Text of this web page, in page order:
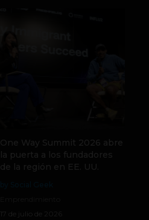
One Way Summit 2026 abre
la puerta a los fundadores
de la región en EE. UU.
17 de julio de 2026